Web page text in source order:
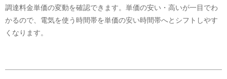
調達料金単価の変動を確認できます。単価の安い・高いが一目でわ
かるので、電気を使う時間帯を単価の安い時間帯へとシフトしやす
くなります。